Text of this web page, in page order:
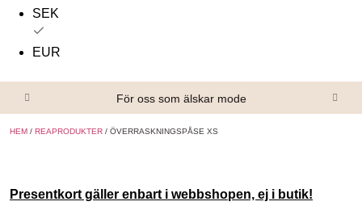
SEK
EUR
För oss som älskar mode
HEM / REAPRODUKTER / ÖVERRASKNINGSPÅSE XS
Presentkort gäller enbart i webbshopen, ej i butik!